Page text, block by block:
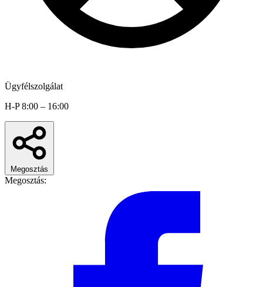
Ügyfélszolgálat
H-P 8:00 – 16:00
Megosztás
Megosztás: